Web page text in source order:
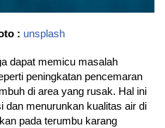
: unsplash
dapat memicu masalah
peningkatan pencemaran
di area yang rusak. Hal ini
dan menurunkan kualitas air di
pada terumbu karang